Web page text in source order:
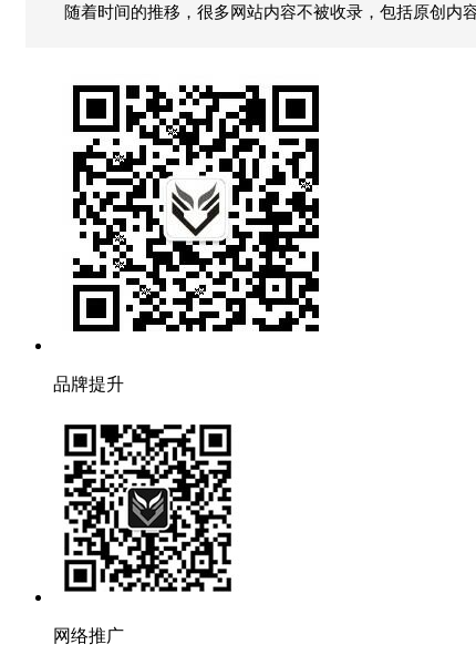
随着时间的推移，很多网站内容不被收录，包括原创内
品牌提升
网络推广